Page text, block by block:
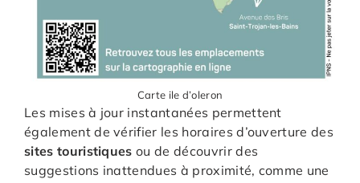
Carte ile d’oleron
Les mises à jour instantanées permettent
également de vérifier les horaires d’ouverture des
sites touristiques ou de découvrir des
suggestions inattendues à proximité, comme une